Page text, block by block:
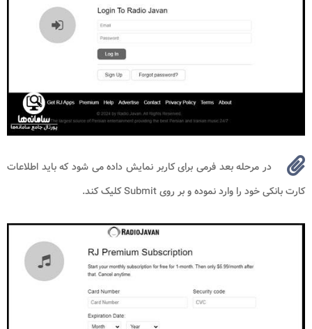
در مرحله بعد فرمی برای کاربر نمایش داده می شود که باید اطلاعات
کارت بانکی خود را وارد نموده و بر روی Submit کلیک کند.